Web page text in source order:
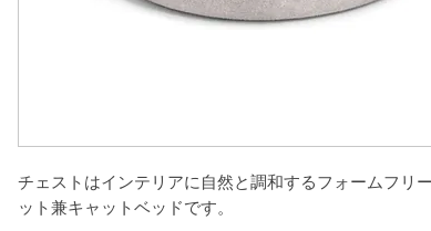
チェストはインテリアに自然と調和するフォームフリ
ット兼キャットベッドです。